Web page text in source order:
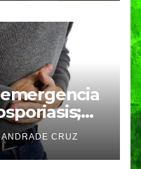
en dos
CRUZ